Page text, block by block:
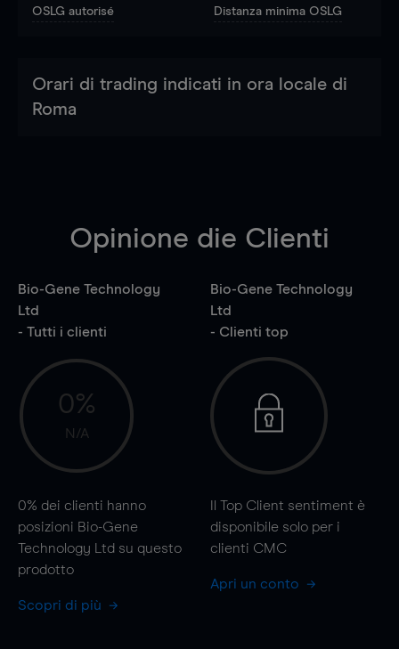
OSLG autorisé Distanza minima OSLG
Orari di trading indicati in ora locale di
Roma
Opinione die Clienti
Bio-Gene Technology
Ltd
- Tutti i clienti
0%
N/A
0% dei clienti hanno
posizioni Bio-Gene
Technology Ltd su questo
prodotto
Scopri di più
Bio-Gene Technology
Ltd
- Clienti top
Il Top Client sentiment è
disponibile solo per i
clienti CMC
Apri un conto